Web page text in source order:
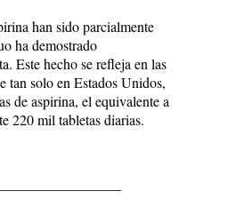
han sido parcialmente
ha demostrado
Este hecho se refleja en las
tan solo en Estados Unidos,
de aspirina, el equivalente a
220 mil tabletas diarias.